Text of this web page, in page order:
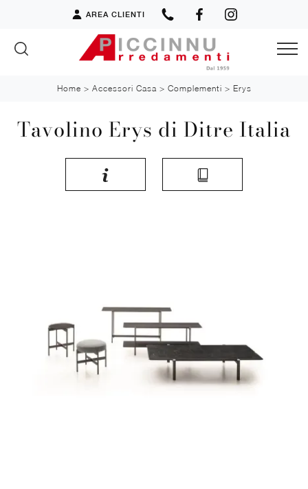
AREA CLIENTI
Home > Accessori Casa > Complementi > Erys
Tavolino Erys di Ditre Italia